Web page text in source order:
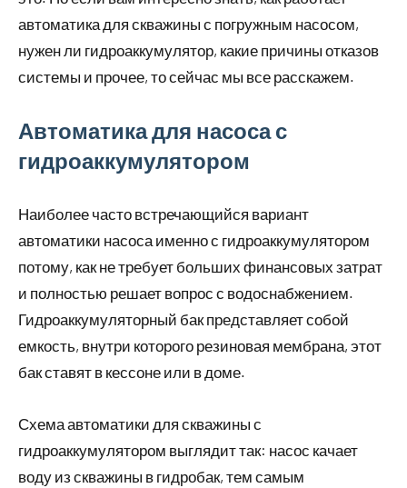
автоматика для скважины с погружным насосом,
нужен ли гидроаккумулятор, какие причины отказов
системы и прочее, то сейчас мы все расскажем.
Автоматика для насоса с
гидроаккумулятором
Наиболее часто встречающийся вариант
автоматики насоса именно с гидроаккумулятором
потому, как не требует больших финансовых затрат
и полностью решает вопрос с водоснабжением.
Гидроаккумуляторный бак представляет собой
емкость, внутри которого резиновая мембрана, этот
бак ставят в кессоне или в доме.
Схема автоматики для скважины с
гидроаккумулятором выглядит так: насос качает
воду из скважины в гидробак, тем самым